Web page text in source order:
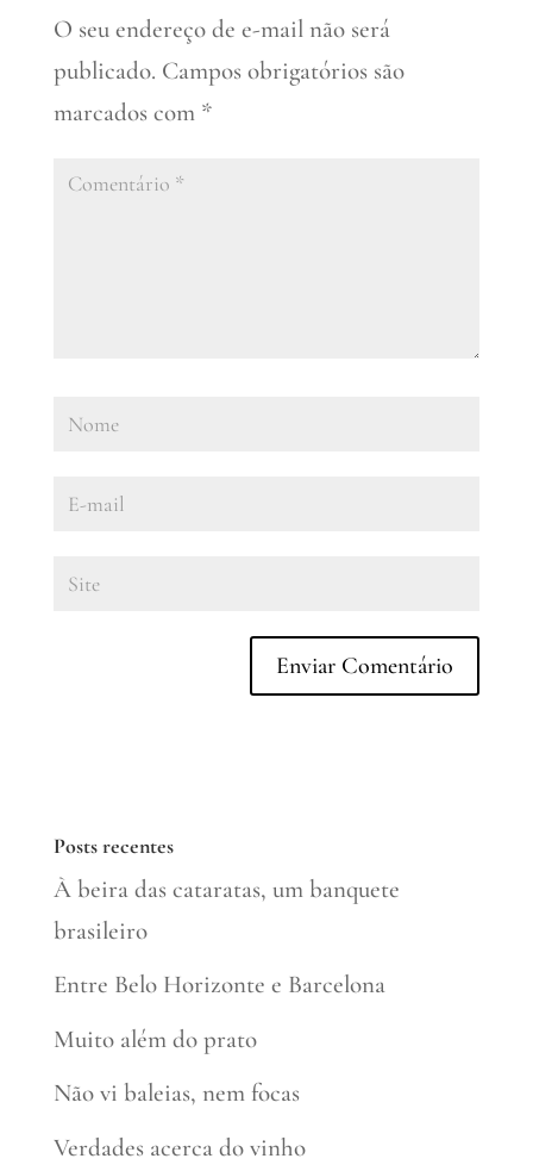
O seu endereço de e-mail não será
publicado. Campos obrigatórios são
marcados com *
Posts recentes
À beira das cataratas, um banquete
brasileiro
Entre Belo Horizonte e Barcelona
Muito além do prato
Não vi baleias, nem focas
Verdades acerca do vinho